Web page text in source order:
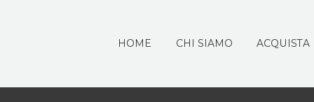
HOME CHI SIAMO ACQUISTA